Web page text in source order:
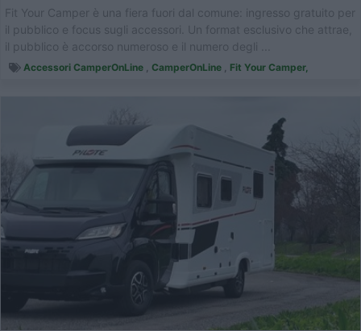
Fit Your Camper è una fiera fuori dal comune: ingresso gratuito per
il pubblico e focus sugli accessori. Un format esclusivo che attrae,
il pubblico è accorso numeroso e il numero degli ...
Accessori CamperOnLine , CamperOnLine , Fit Your Camper,